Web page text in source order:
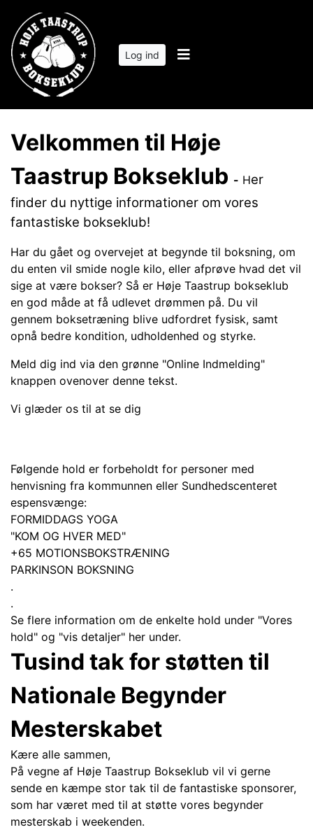
Log ind
Velkommen til Høje
Taastrup Bokseklub - Her
finder du nyttige informationer om vores
fantastiske bokseklub!
Har du gået og overvejet at begynde til boksning, om
du enten vil smide nogle kilo, eller afprøve hvad det vil
sige at være bokser? Så er Høje Taastrup bokseklub
en god måde at få udlevet drømmen på. Du vil
gennem boksetræning blive udfordret fysisk, samt
opnå bedre kondition, udholdenhed og styrke.
Meld dig ind via den grønne "Online Indmelding"
knappen ovenover denne tekst.
Vi glæder os til at se dig
Følgende hold er forbeholdt for personer med
henvisning fra kommunnen eller Sundhedscenteret
espensvænge:
FORMIDDAGS YOGA
"KOM OG HVER MED"
+65 MOTIONSBOKSTRÆNING
PARKINSON BOKSNING
.
.
Se flere information om de enkelte hold under "Vores
hold" og "vis detaljer" her under.
Tusind tak for støtten til
Nationale Begynder
Mesterskabet
Kære alle sammen,
På vegne af Høje Taastrup Bokseklub vil vi gerne
sende en kæmpe stor tak til de fantastiske sponsorer,
som har været med til at støtte vores begynder
mesterskab i weekenden.